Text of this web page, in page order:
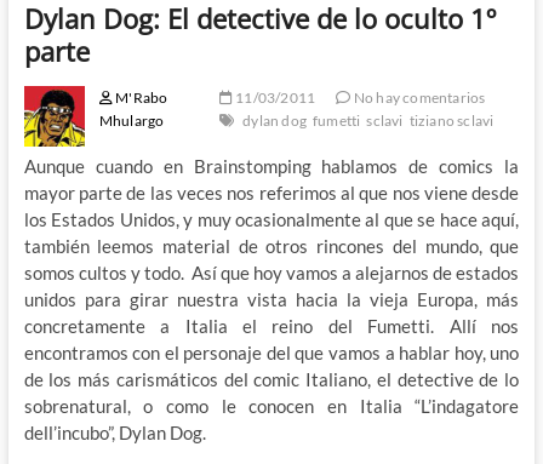
Dylan Dog: El detective de lo oculto 1º
parte
M'Rabo
Mhulargo
11/03/2011
No hay comentarios
dylan dog fumetti sclavi tiziano sclavi
Aunque cuando en Brainstomping hablamos de comics la
mayor parte de las veces nos referimos al que nos viene desde
los Estados Unidos, y muy ocasionalmente al que se hace aquí,
también leemos material de otros rincones del mundo, que
somos cultos y todo. Así que hoy vamos a alejarnos de estados
unidos para girar nuestra vista hacia la vieja Europa, más
concretamente a Italia el reino del Fumetti. Allí nos
encontramos con el personaje del que vamos a hablar hoy, uno
de los más carismáticos del comic Italiano, el detective de lo
sobrenatural, o como le conocen en Italia “L’indagatore
dell’incubo”, Dylan Dog.